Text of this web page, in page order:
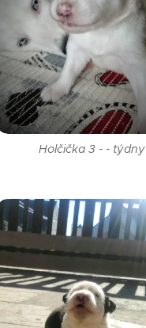
Holčička 3 - - týdny